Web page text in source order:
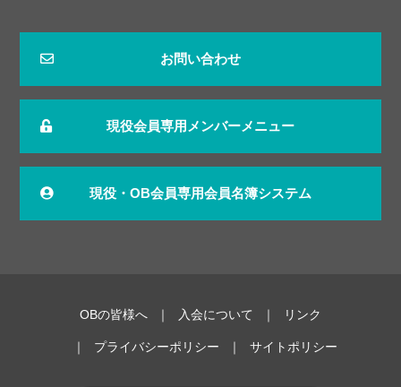
お問い合わせ
現役会員専用メンバーメニュー
現役・OB会員専用会員名簿システム
OBの皆様へ 入会について リンク
プライバシーポリシー サイトポリシー